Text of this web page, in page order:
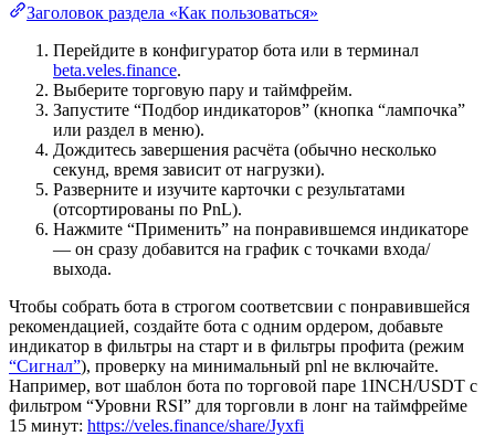
Заголовок раздела «Как пользоваться»
Перейдите в конфигуратор бота или в терминал
beta.veles.finance.
Выберите торговую пару и таймфрейм.
Запустите “Подбор индикаторов” (кнопка “лампочка”
или раздел в меню).
Дождитесь завершения расчёта (обычно несколько
секунд, время зависит от нагрузки).
Разверните и изучите карточки с результатами
(отсортированы по PnL).
Нажмите “Применить” на понравившемся индикаторе
— он сразу добавится на график с точками входа/
выхода.
Чтобы собрать бота в строгом соответсвии с понравившейся
рекомендацией, создайте бота с одним ордером, добавьте
индикатор в фильтры на старт и в фильтры профита (режим
“Сигнал”), проверку на минимальный pnl не включайте.
Например, вот шаблон бота по торговой паре 1INCH/USDT с
фильтром “Уровни RSI” для торговли в лонг на таймфрейме
15 минут: https://veles.finance/share/Jyxfi